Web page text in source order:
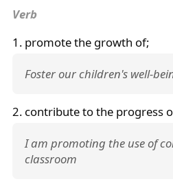
Verb
1. promote the growth of;
Foster our children's well-
2. contribute to the progress
I am promoting the use of
classroom